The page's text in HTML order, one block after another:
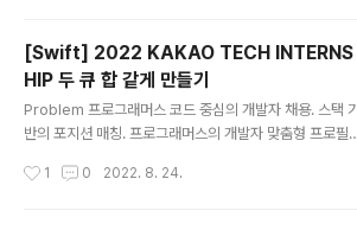
은 알고력과 코딩력의 최대치를 얻는 다는 것이므로 미리
구해준다. var maxAlp: Int = alp var maxCop: Int =
cop problems.forEach { maxAlp = max(maxAl
p,$0[0]) maxCop = max(maxCop,$0[1]) } 2. dp
[Swift] 2022 KAKAO TECH INTERNS
HIP 두 큐 합 같게 만들기
Problem 프로그래머스 코드 중심의 개발자 채용. 스택 기
반의 포지션 매칭. 프로그래머스의 개발자 맞춤형 프로필
세요. programmers.co.kr Solution 나는 이번 문제를
1 0 2022. 8. 24.